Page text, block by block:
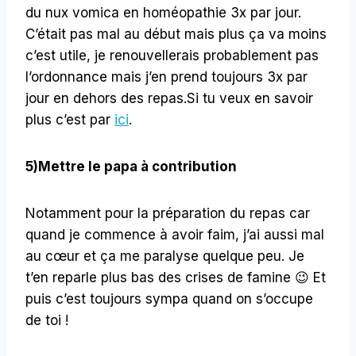
du nux vomica en homéopathie 3x par jour.
C’était pas mal au début mais plus ça va moins
c’est utile, je renouvellerais probablement pas
l’ordonnance mais j’en prend toujours 3x par
jour en dehors des repas.Si tu veux en savoir
plus c’est par ici.
5)Mettre le papa à contribution
Notamment pour la préparation du repas car
quand je commence à avoir faim, j’ai aussi mal
au cœur et ça me paralyse quelque peu. Je
t’en reparle plus bas des crises de famine 😉 Et
puis c’est toujours sympa quand on s’occupe
de toi !